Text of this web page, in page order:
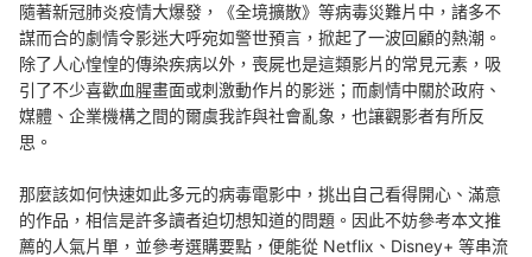
隨著新冠肺炎疫情大爆發，《全境擴散》等病毒災難片中，諸多不
謀而合的劇情令影迷大呼宛如警世預言，掀起了一波回顧的熱潮。
除了人心惶惶的傳染疾病以外，喪屍也是這類影片的常見元素，吸
引了不少喜歡血腥畫面或刺激動作片的影迷；而劇情中關於政府、
媒體、企業機構之間的爾虞我詐與社會亂象，也讓觀影者有所反
思。
那麼該如何快速如此多元的病毒電影中，挑出自己看得開心、滿意
的作品，相信是許多讀者迫切想知道的問題。因此不妨參考本文推
薦的人氣片單，並參考選購要點，便能從 Netflix、Disney+ 等串流